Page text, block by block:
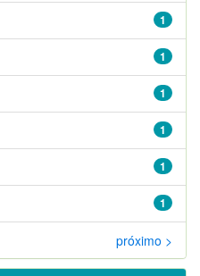
1
1
1
1
1
1
próximo >